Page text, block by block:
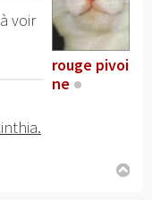
voir
rouge pivoi
ne